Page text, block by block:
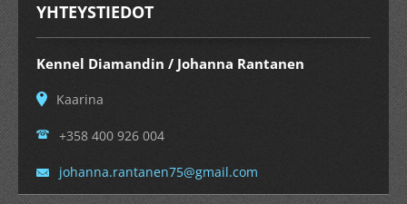
YHTEYSTIEDOT
Kennel Diamandin / Johanna Rantanen
Kaarina
+358 400 926 004
johanna.rantanen75@gmail.com